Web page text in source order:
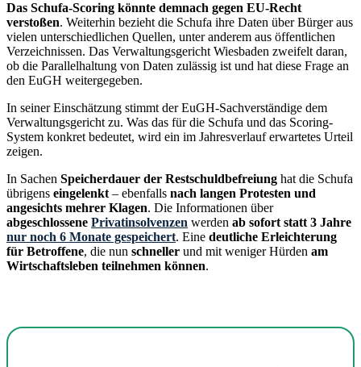
Das Schufa-Scoring könnte demnach gegen EU-Recht
verstoßen. Weiterhin bezieht die Schufa ihre Daten über Bürger aus
vielen unterschiedlichen Quellen, unter anderem aus öffentlichen
Verzeichnissen. Das Verwaltungsgericht Wiesbaden zweifelt daran,
ob die Parallelhaltung von Daten zulässig ist und hat diese Frage an
den EuGH weitergegeben.
In seiner Einschätzung stimmt der EuGH-Sachverständige dem
Verwaltungsgericht zu. Was das für die Schufa und das Scoring-
System konkret bedeutet, wird ein im Jahresverlauf erwartetes Urteil
zeigen.
In Sachen Speicherdauer der Restschuldbefreiung hat die Schufa
übrigens eingelenkt – ebenfalls nach langen Protesten und
angesichts mehrer Klagen. Die Informationen über
abgeschlossene Privatinsolvenzen werden ab sofort statt 3 Jahre
nur noch 6 Monate gespeichert. Eine deutliche Erleichterung
für Betroffene, die nun schneller und mit weniger Hürden am
Wirtschaftsleben teilnehmen können.